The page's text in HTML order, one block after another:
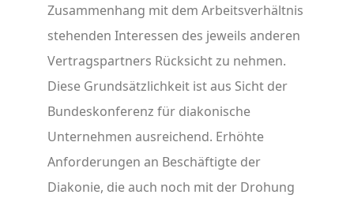
Zusammenhang mit dem Arbeitsverhältnis
stehenden Interessen des jeweils anderen
Vertragspartners Rücksicht zu nehmen.
Diese Grundsätzlichkeit ist aus Sicht der
Bundeskonferenz für diakonische
Unternehmen ausreichend. Erhöhte
Anforderungen an Beschäftigte der
Diakonie, die auch noch mit der Drohung